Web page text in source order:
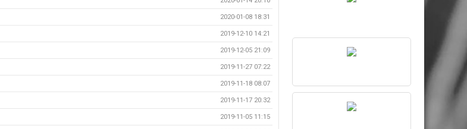
2020-01-08 18:31
2019-12-10 14:21
2019-12-05 21:09
2019-11-27 07:22
2019-11-18 08:07
2019-11-17 20:32
2019-11-05 11:15